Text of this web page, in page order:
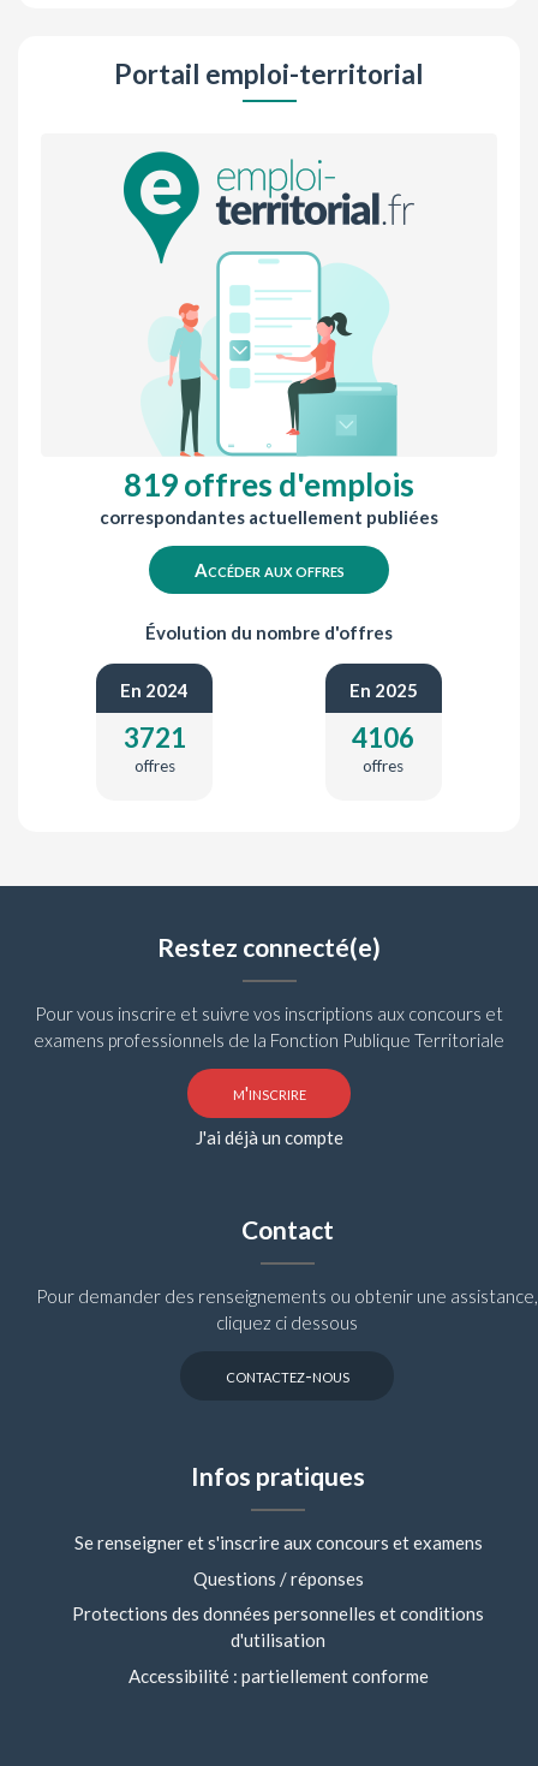
Portail emploi-territorial
819 offres d'emplois
correspondantes actuellement publiées
Accéder aux offres
Évolution du nombre d'offres
En 2024
3721
offres
En 2025
4106
offres
Restez connecté(e)
Pour vous inscrire et suivre vos inscriptions aux concours et
examens professionnels de la Fonction Publique Territoriale
m'inscrire
J'ai déjà un compte
Contact
Pour demander des renseignements ou obtenir une assistance,
cliquez ci dessous
contactez-nous
Infos pratiques
Se renseigner et s'inscrire aux concours et examens
Questions / réponses
Protections des données personnelles et conditions
d'utilisation
Accessibilité : partiellement conforme